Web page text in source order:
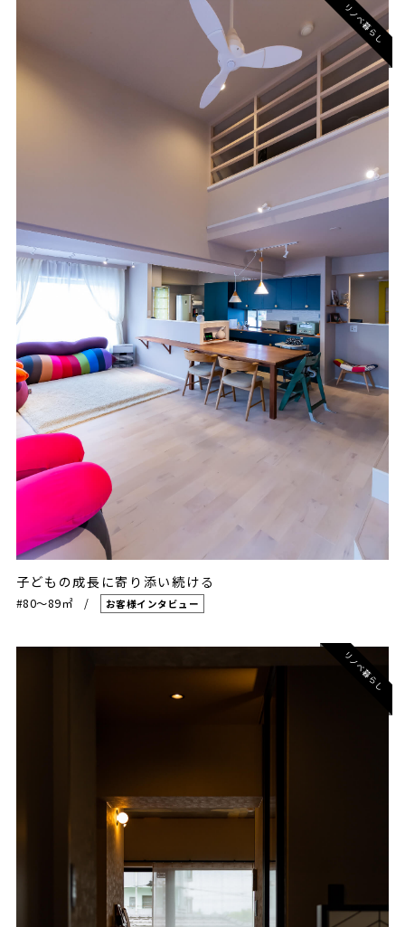
リノベ暮らし
子どもの成長に寄り添い続ける
#80〜89㎡ お客様インタビュー
リノベ暮らし